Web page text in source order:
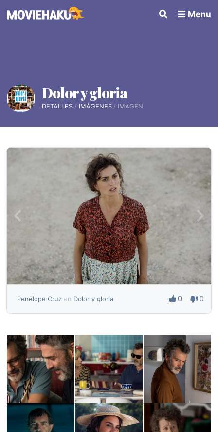
Menu
Dolor y gloria
DETALLES IMÁGENES IMAGEN
Penélope Cruzen Dolor y gloria 0 0